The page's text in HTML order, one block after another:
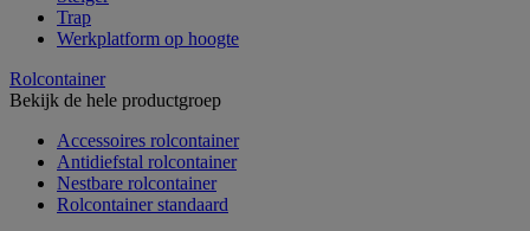
Trap
Werkplatform op hoogte
Rolcontainer
Bekijk de hele productgroep
Accessoires rolcontainer
Antidiefstal rolcontainer
Nestbare rolcontainer
Rolcontainer standaard